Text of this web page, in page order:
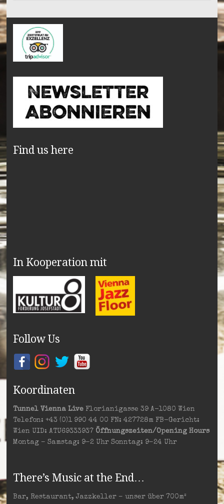
Find us here
In Kooperation mit
Follow Us
Koordinaten
Tunnel Vienna LiveFlorianigasse 39 A-1080 Wien
Telefon: +43 (0)1 990 44 00 FN: 427728m FB-Gericht:
Wien UID: ATU69333937 Öffnungszeiten/Opening Hours
Montag – Samstag: 9–2 Uhr Sonntag: 9–24 Uhr
There’s Music at the End…
Bar, Restaurant, Jazzkeller – unser über 700m²